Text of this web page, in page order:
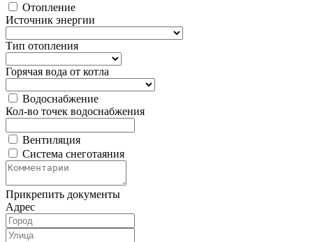
Отопление
Источник энергии
Тип отопления
Горячая вода от котла
Водоснабжение
Кол-во точек водоснабжения
Вентиляция
Система снеготаяния
Прикрепить документы
Адрес